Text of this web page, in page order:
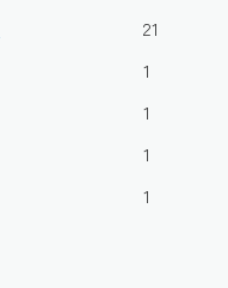
21
1
1
1
1